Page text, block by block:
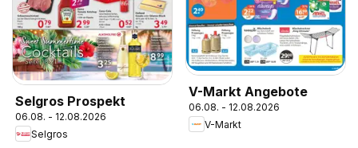
Selgros Prospekt
06.08. - 12.08.2026
Selgros
V-Markt Angebote
06.08. - 12.08.2026
V-Markt